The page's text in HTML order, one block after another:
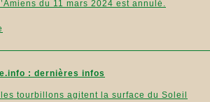
du 11 mars 2024 est annulé.
: dernières infos
tourbillons agitent la surface du Soleil